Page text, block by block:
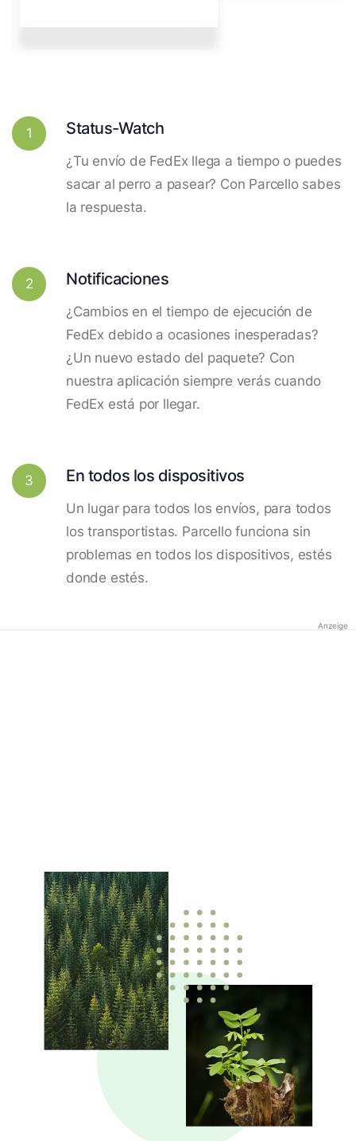
1 Status-Watch
¿Tu envío de FedEx llega a tiempo o puedes
sacar al perro a pasear? Con Parcello sabes
la respuesta.
2 Notificaciones
¿Cambios en el tiempo de ejecución de
FedEx debido a ocasiones inesperadas?
¿Un nuevo estado del paquete? Con
nuestra aplicación siempre verás cuando
FedEx está por llegar.
3 En todos los dispositivos
Un lugar para todos los envíos, para todos
los transportistas. Parcello funciona sin
problemas en todos los dispositivos, estés
donde estés.
Anzeige